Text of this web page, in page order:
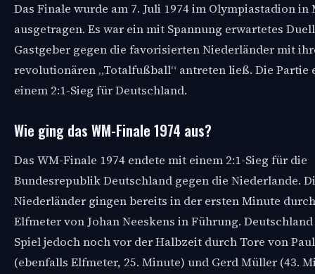
Das Finale wurde am 7. Juli 1974 im Olympiastadion in
ausgetragen. Es war ein mit Spannung erwartetes
Gastgeber gegen die favorisierten Niederländer mit
revolutionären „Totalfußball“ antreten ließ. Die Partie
einem 2:1-Sieg für Deutschland.
Wie ging das WM-Finale 1974 aus?
Das WM-Finale 1974 endete mit einem 2:1-Sieg für die
Bundesrepublik Deutschland gegen die Niederlande.
Niederländer gingen bereits in der ersten Minute
Elfmeter von Johan Neeskens in Führung.
Spiel jedoch noch vor der Halbzeit durch Tore von
(ebenfalls Elfmeter, 25. Minute) und Gerd Müller (43.